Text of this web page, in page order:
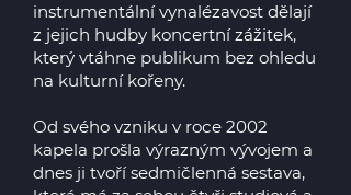
instrumentální vynalézavost dělají
z jejich hudby koncertní zážitek,
který vtáhne publikum bez ohledu
na kulturní kořeny.
Od svého vzniku v roce 2002
kapela prošla výrazným vývojem a
dnes ji tvoří sedmičlenná sestava,